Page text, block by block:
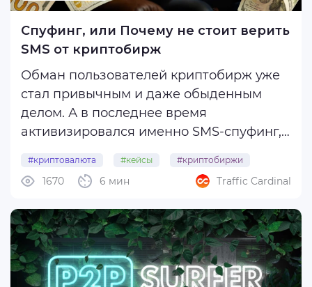
Спуфинг, или Почему не стоит верить
SMS от криптобирж
Обман пользователей криптобирж уже
стал привычным и даже обыденным
делом. А в последнее время
активизировался именно SMS-спуфинг,
также приведем несколько кейсов от
пострадавших.
Spoofing с английского переводится как
«подмена», и в этом и кроется суть ...
#криптовалюта #кейсы #криптобиржи
#смс-спуфинг 6 мин
1670 Traffic Cardinal